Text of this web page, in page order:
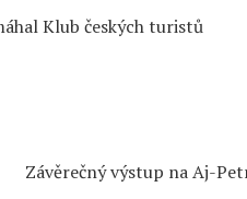
Klub českých turistů
Závěrečný výstup na Aj-